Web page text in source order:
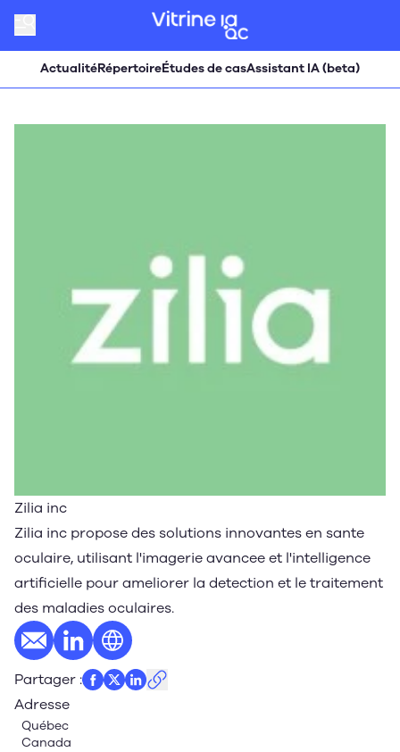
ActualitéRépertoireÉtudes de casAssistant IA (beta)
Zilia inc
Zilia inc propose des solutions innovantes en sante
oculaire, utilisant l'imagerie avancee et l'intelligence
artificielle pour ameliorer la detection et le traitement
des maladies oculaires.
E-mailProfil LinkedIn
Site web
Partager :
Adresse
Québec
Canada